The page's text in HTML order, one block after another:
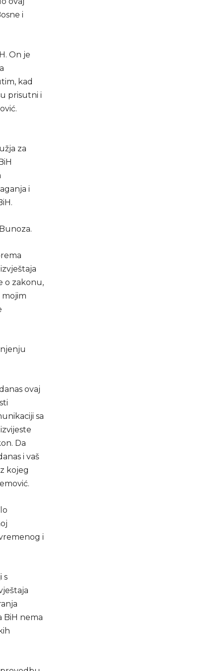
i
On je
kad
prisutni i
za
i
o zakonu,
mojim
ovaj
sa
Da
i vaš
kojeg
i
s
BiH nema